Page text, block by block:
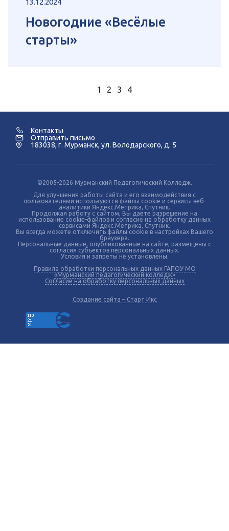
Новогодние «Весёлые
старты»
1 2 3 4
Контакты
Отправить письмо
183038, г. Мурманск, ул. Володарского, д. 5
©2005-2026 Мурманский Педагогический Колледж.
Для улучшения работы сайта и его взаимодействия с
пользователями используются файлы cookie и сервисы веб-
аналитики Яндекс.Метрика, Спутник.
Продолжая работу с сайтом, Вы даете разрешение на
использование cookie-файлов и согласие на обработку данных
сервисами Яндекс.Метрика, Спутник.
Вы всегда можете отключить файлы cookie в настройках Вашего
браузера.
Персональные данные, опубликованные на сайте, размещены с
согласия субъектов персональных данных.
Условия и запреты не установлены.
Правила обработки персональных данных ГАПОУ МО
«Мурманский педагогический колледж»
Согласие на обработку персональных данных
Создание сайта – Старт Икс